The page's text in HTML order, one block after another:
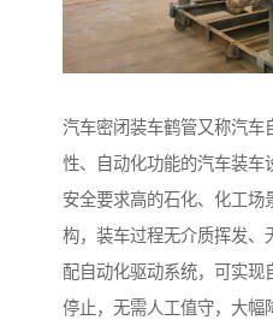
汽车密闭装车鹤管又称汽车
性、自动化功能的汽车装车
安全要求高的石化、化工场
构，装车过程无介质挥发、
配自动化驱动系统，可实现
停止，无需人工值守，大幅